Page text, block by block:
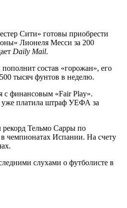
Сити» готовы приобрести
Лионеля Месси за 200
Daily Mail.
состав «горожан», его
500 тысяч фунтов в неделю.
с финансовым «Fair Play».
платила штраф УЕФА за
Тельмо Сарры по
в чемпионатах Испании. На счету
слухами о футболисте в